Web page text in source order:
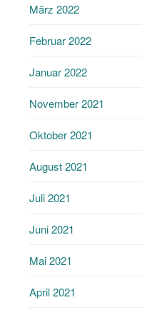
März 2022
Februar 2022
Januar 2022
November 2021
Oktober 2021
August 2021
Juli 2021
Juni 2021
Mai 2021
April 2021